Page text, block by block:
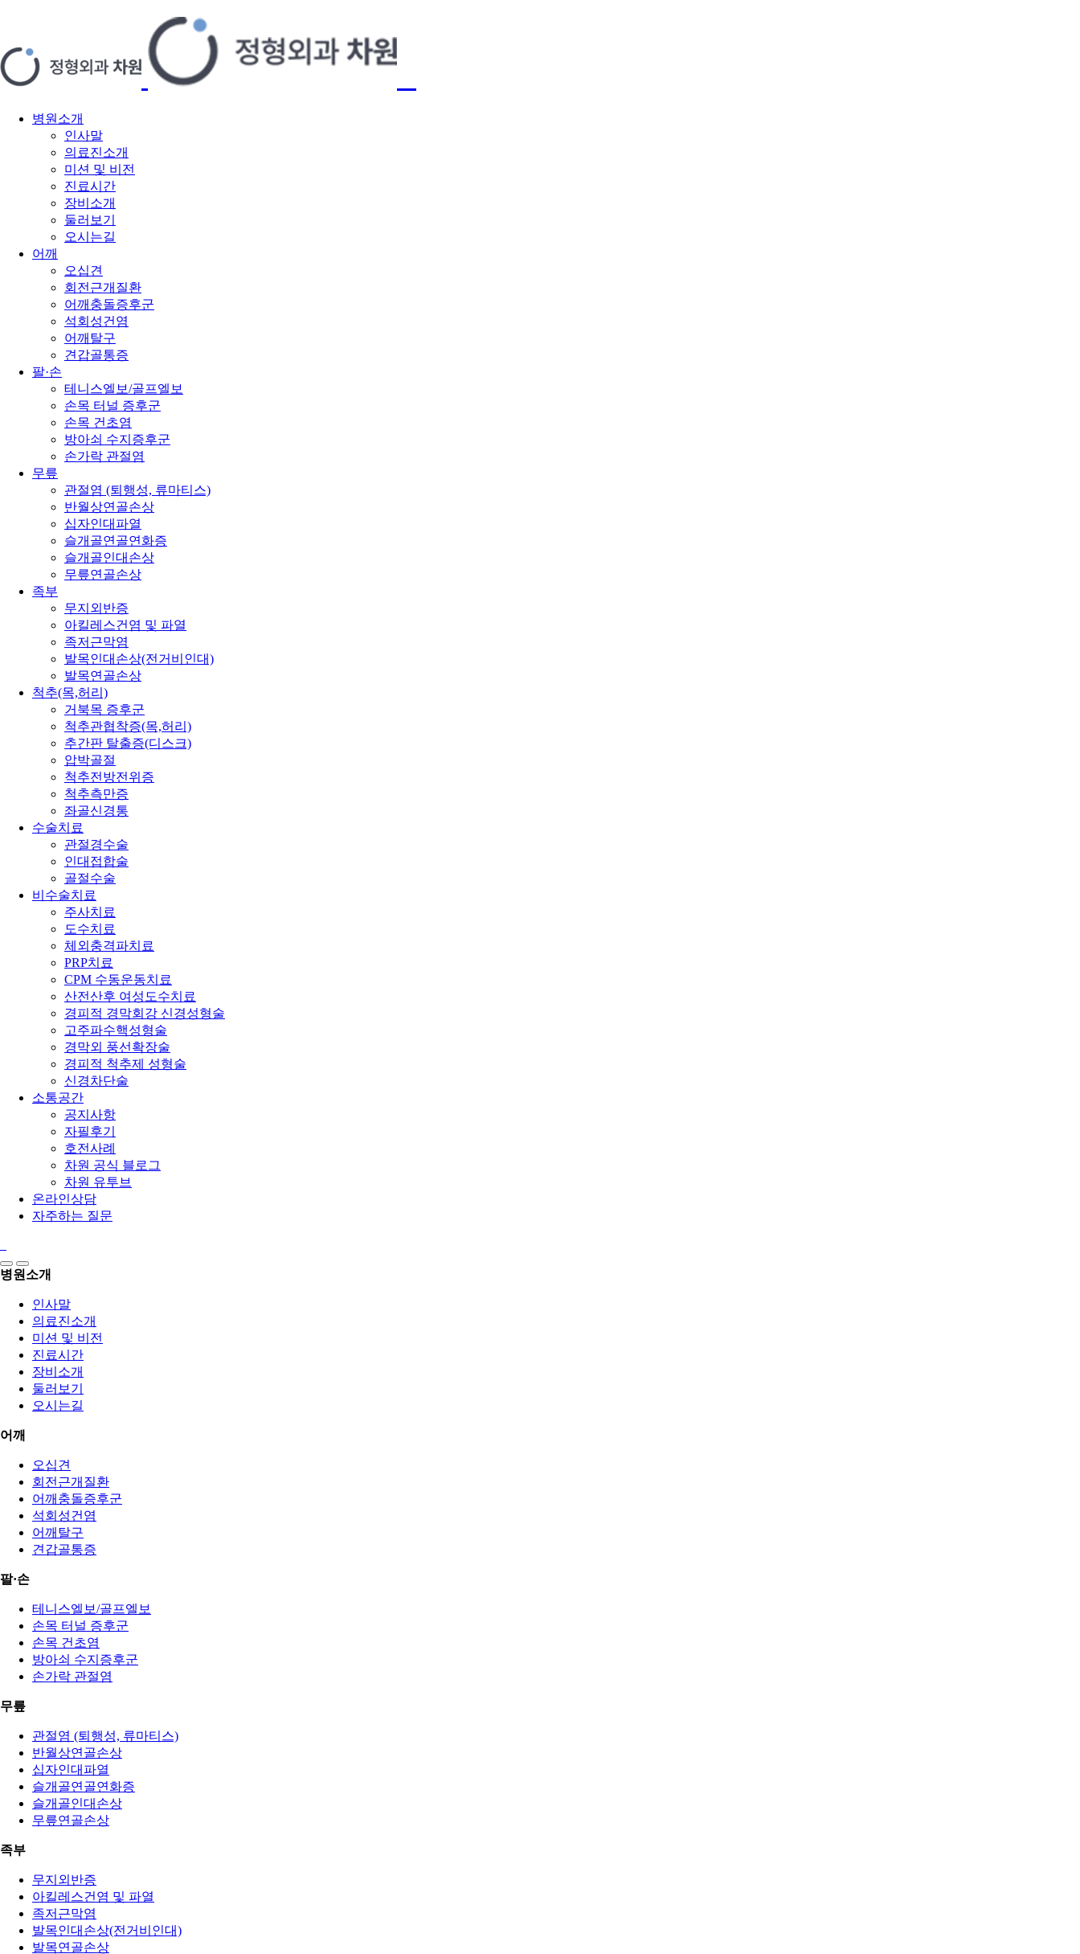
병원소개
인사말
의료진소개
미션 및 비전
진료시간
장비소개
둘러보기
오시는길
어깨
오십견
회전근개질환
어깨충돌증후군
석회성건염
어깨탈구
견갑골통증
팔·손
테니스엘보/골프엘보
손목 터널 증후군
손목 건초염
방아쇠 수지증후군
손가락 관절염
무릎
관절염 (퇴행성, 류마티스)
반월상연골손상
십자인대파열
슬개골연골연화증
슬개골인대손상
무릎연골손상
족부
무지외반증
아킬레스건염 및 파열
족저근막염
발목인대손상(전거비인대)
발목연골손상
척추(목,허리)
거북목 증후군
척추관협착증(목,허리)
추간판 탈출증(디스크)
압박골절
척추전방전위증
척추측만증
좌골신경통
수술치료
관절경수술
인대접합술
골절수술
비수술치료
주사치료
도수치료
체외충격파치료
PRP치료
CPM 수동운동치료
산전산후 여성도수치료
경피적 경막회강 신경성형술
고주파수핵성형술
경막외 풍선확장술
경피적 척추제 성형술
신경차단술
소통공간
공지사항
자필후기
호전사례
차원 공식 블로그
차원 유투브
온라인상담
자주하는 질문
병원소개
인사말
의료진소개
미션 및 비전
진료시간
장비소개
둘러보기
오시는길
어깨
오십견
회전근개질환
어깨충돌증후군
석회성건염
어깨탈구
견갑골통증
팔·손
테니스엘보/골프엘보
손목 터널 증후군
손목 건초염
방아쇠 수지증후군
손가락 관절염
무릎
관절염 (퇴행성, 류마티스)
반월상연골손상
십자인대파열
슬개골연골연화증
슬개골인대손상
무릎연골손상
족부
무지외반증
아킬레스건염 및 파열
족저근막염
발목인대손상(전거비인대)
발목연골손상